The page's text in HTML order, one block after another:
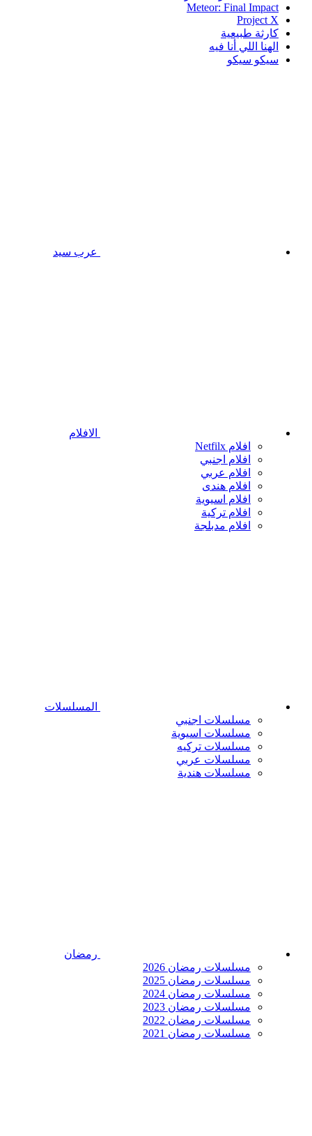
Meteor: Final Impact
Project X
كارثة طبيعية
الهنا اللي أنا فيه
سيكو سيكو
عرب سيد
الافلام
افلام Netfilx
افلام اجنبي
افلام عربي
افلام هندى
افلام اسيوية
افلام تركية
افلام مدبلجة
المسلسلات
مسلسلات اجنبي
مسلسلات اسيوية
مسلسلات تركيه
مسلسلات عربي
مسلسلات هندية
رمضان
مسلسلات رمضان 2026
مسلسلات رمضان 2025
مسلسلات رمضان 2024
مسلسلات رمضان 2023
مسلسلات رمضان 2022
مسلسلات رمضان 2021